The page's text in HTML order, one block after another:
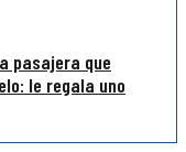
pasajera que
le regala uno